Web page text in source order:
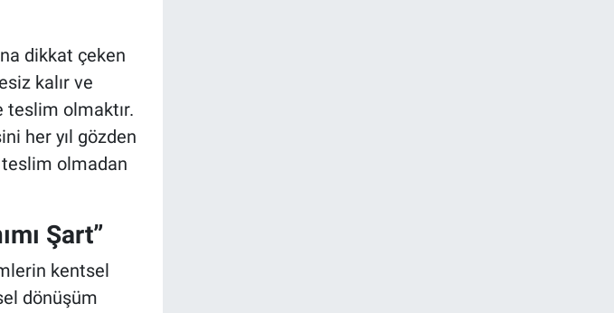
dikkat çeken
kalır ve
teslim olmaktır.
her yıl gözden
olmadan
Şart”
kentsel
dönüşüm